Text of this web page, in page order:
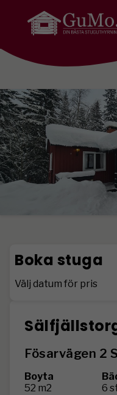
Fösarvägen 2
Boyta
52 m2
6
Boka stuga
Välj datum för pris